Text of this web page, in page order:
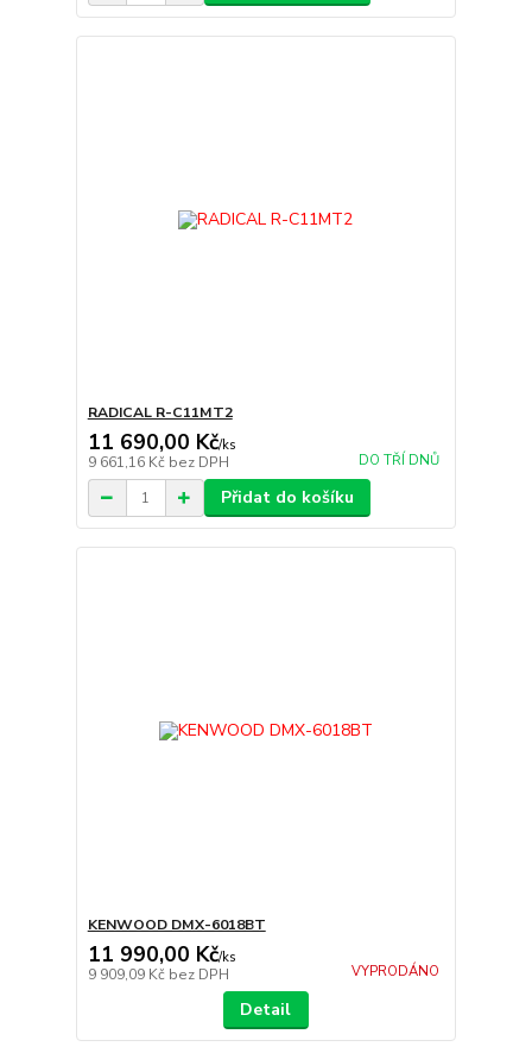
RADICAL R-C11MT2
11 690,00 Kč/ks
9 661,16 Kč bez DPH DO TŘÍ DNŮ
Přidat do košíku
KENWOOD DMX-6018BT
11 990,00 Kč/ks
9 909,09 Kč bez DPH VYPRODÁNO
Detail